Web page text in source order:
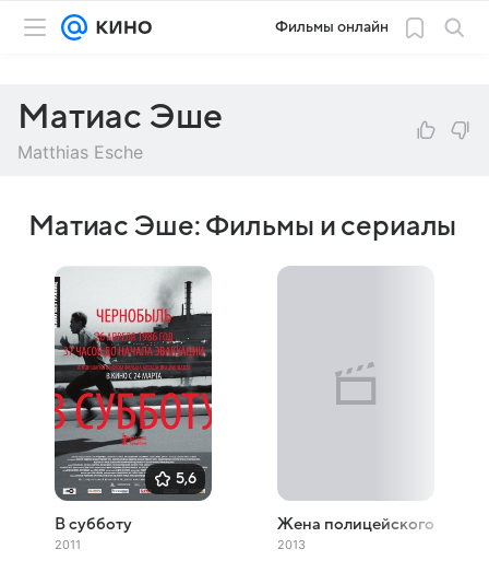
Фильмы онлайн
Матиас Эше
Matthias Esche
Матиас Эше: Фильмы и сериалы
5,6
В субботу
2011
Жена полицейского
2013